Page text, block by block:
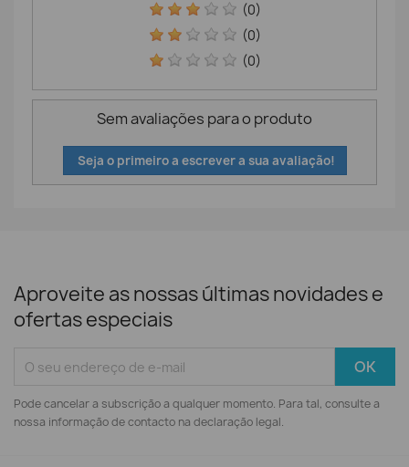
(0)
(0)
(0)
Sem avaliações para o produto
Seja o primeiro a escrever a sua avaliação!
Aproveite as nossas últimas novidades e
ofertas especiais
Pode cancelar a subscrição a qualquer momento. Para tal, consulte a
nossa informação de contacto na declaração legal.